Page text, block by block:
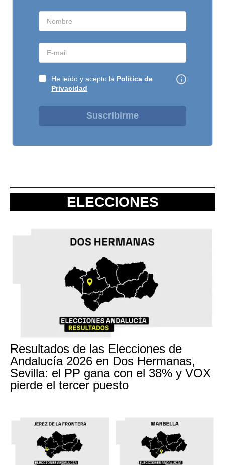
He leído y acepto la Política de
Privacidad
Suscribirme
ELECCIONES
Resultados de las Elecciones de
Andalucía 2026 en Dos Hermanas,
Sevilla: el PP gana con el 38% y VOX
pierde el tercer puesto